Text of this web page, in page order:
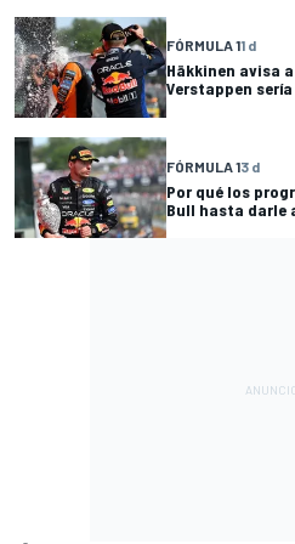
FÓRMULA 11 d
Häkkinen avisa
Verstappen
FÓRMULA 13 d
Por qué los
Bull hasta darle